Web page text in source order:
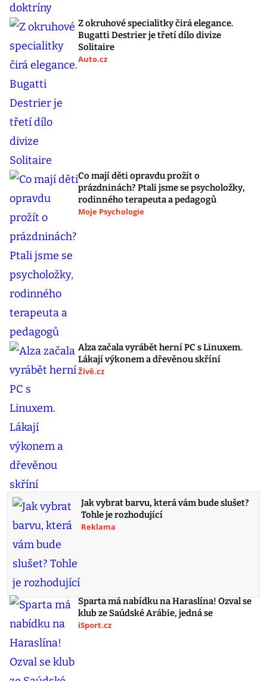
Z okruhové specialitky čirá elegance.
Bugatti Destrier je třetí dílo divize
Solitaire
Auto.cz
Co mají děti opravdu prožít o
prázdninách? Ptali jsme se psycholožky,
rodinného terapeuta a pedagogů
Moje Psychologie
Alza začala vyrábět herní PC s Linuxem.
Lákají výkonem a dřevěnou skříní
Živě.cz
Jak vybrat barvu, která vám bude slušet?
Tohle je rozhodující
Reklama
Sparta má nabídku na Haraslína! Ozval se
klub ze Saúdské Arábie, jedná se
iSport.cz